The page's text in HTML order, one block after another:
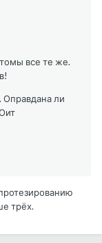
все те же.
Оправдана ли
трёх.